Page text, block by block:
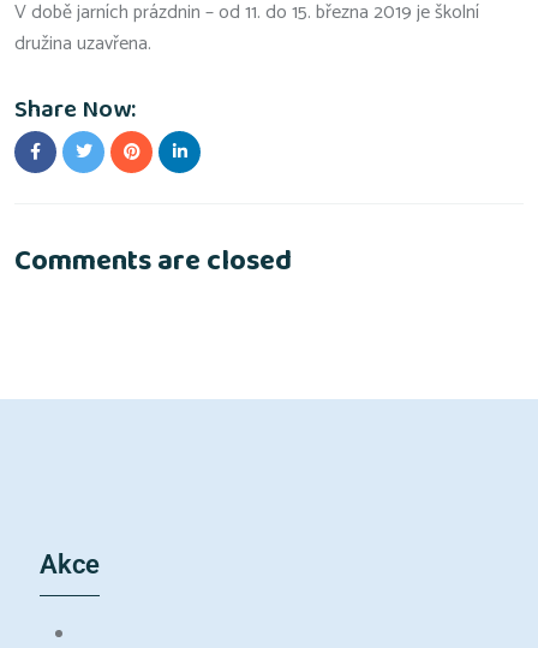
V době jarních prázdnin – od 11. do 15. března 2019 je školní
družina uzavřena.
Share Now:
Comments are closed
Akce